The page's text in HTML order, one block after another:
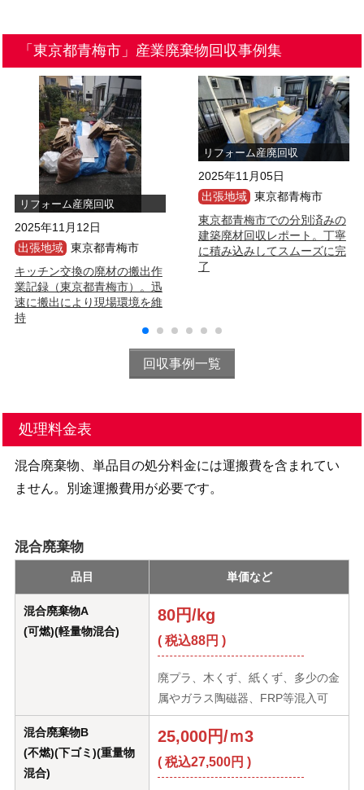
「東京都青梅市」産業廃棄物回収事例集
リフォーム産廃回収
2025年11月12日
出張地域 東京都青梅市
キッチン交換の廃材の搬出作
業記録（東京都青梅市）。迅
速に搬出により現場環境を維
持
リフォーム産廃回収
2025年11月05日
出張地域 東京都青梅市
東京都青梅市での分別済みの
建築廃材回収レポート。丁寧
に積み込みしてスムーズに完
了
回収事例一覧
処理料金表
混合廃棄物、単品目の処分料金には運搬費を含まれてい
ません。別途運搬費用が必要です。
混合廃棄物
品目 単価など
混合廃棄物A
(可燃)(軽量物混合)
80円/kg
( 税込88円 )
廃プラ、木くず、紙くず、多少の金
属やガラス陶磁器、FRP等混入可
混合廃棄物B
(不燃)(下ゴミ)(重量物
混合)
25,000円/ｍ3
( 税込27,500円 )